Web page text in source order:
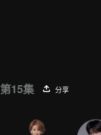
第15集
分享